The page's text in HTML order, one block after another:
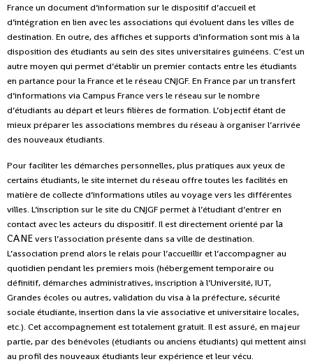
France un document d’information sur le dispositif d’accueil et
d’intégration en lien avec les associations qui évoluent dans les villes de
destination. En outre, des affiches et supports d’information sont mis à la
disposition des étudiants au sein des sites universitaires guinéens. C’est un
autre moyen qui permet d’établir un premier contacts entre les étudiants
en partance pour la France et le réseau CNJGF. En France par un transfert
d’informations via Campus France vers le réseau sur le nombre
d’étudiants au départ et leurs filières de formation. L’objectif étant de
mieux préparer les associations membres du réseau à organiser l’arrivée
des nouveaux étudiants.
Pour faciliter les démarches personnelles, plus pratiques aux yeux de
certains étudiants, le site internet du réseau offre toutes les facilités en
matière de collecte d’informations utiles au voyage vers les différentes
villes. L’inscription sur le site du CNJGF permet à l’étudiant d’entrer en
contact avec les acteurs du dispositif. Il est directement orienté parla
CANEvers l’association présente dans sa ville de destination.
L’association prend alors le relais pour l’accueillir et l’accompagner au
quotidien pendant les premiers mois (hébergement temporaire ou
définitif, démarches administratives, inscription à l’Université, IUT,
Grandes écoles ou autres, validation du visa à la préfecture, sécurité
sociale étudiante, insertion dans la vie associative et universitaire locales,
etc.). Cet accompagnement est totalement gratuit. Il est assuré, en majeur
partie, par des bénévoles (étudiants ou anciens étudiants) qui mettent ainsi
au profil des nouveaux étudiants leur expérience et leur vécu.